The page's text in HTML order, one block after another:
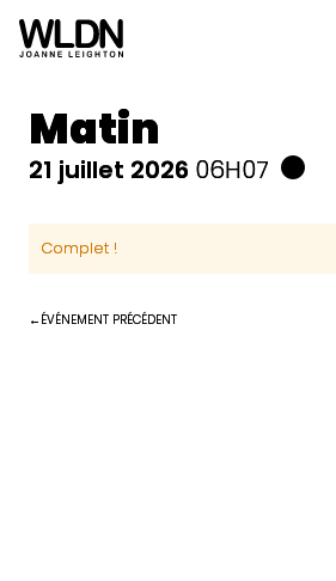
Matin
21 juillet 2026 06H07
Complet !
ÉVÉNEMENT PRÉCÉDENT